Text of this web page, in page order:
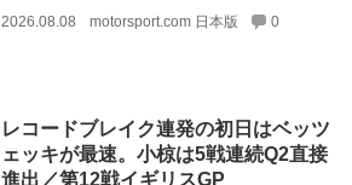
2026.08.08 motorsport.com 日本版 0
レコードブレイク連発の初日はベッツ
ェッキが最速。小椋は5戦連続Q2直接
進出／第12戦イギリスGP